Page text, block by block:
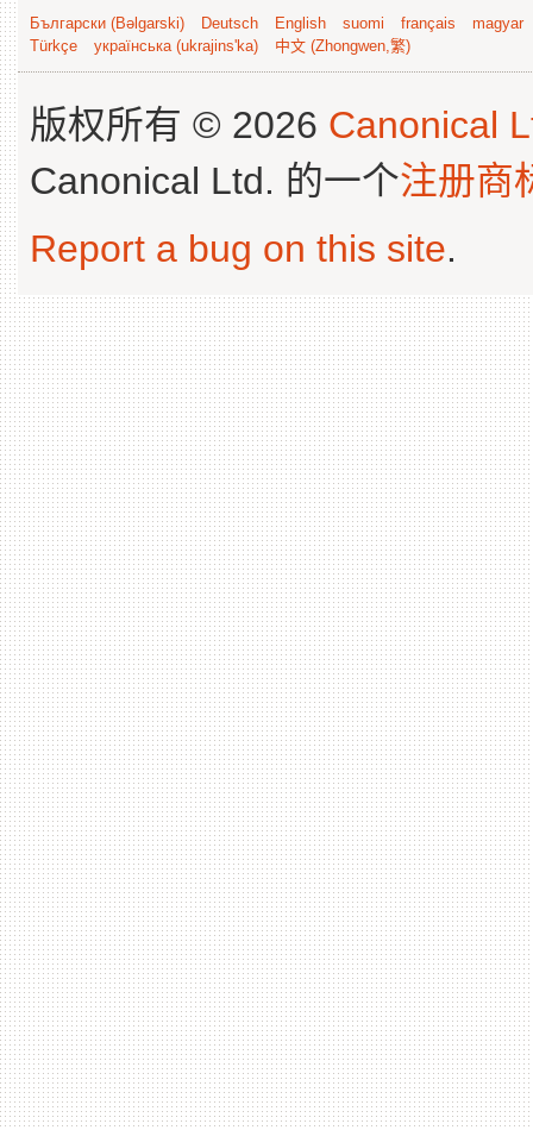
Български (Bəlgarski) Deutsch English suomi français
magyar
Türkçe
українська (ukrajins'ka) 中文 (Zhongwen,繁)
版权所有 © 2026 Canonical
Canonical Ltd. 的一个注册商
Report a bug on this site.